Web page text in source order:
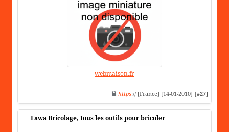
webmaison.fr
https:// [France] [14-01-2010] [#27]
Fawa Bricolage, tous les outils pour bricoler